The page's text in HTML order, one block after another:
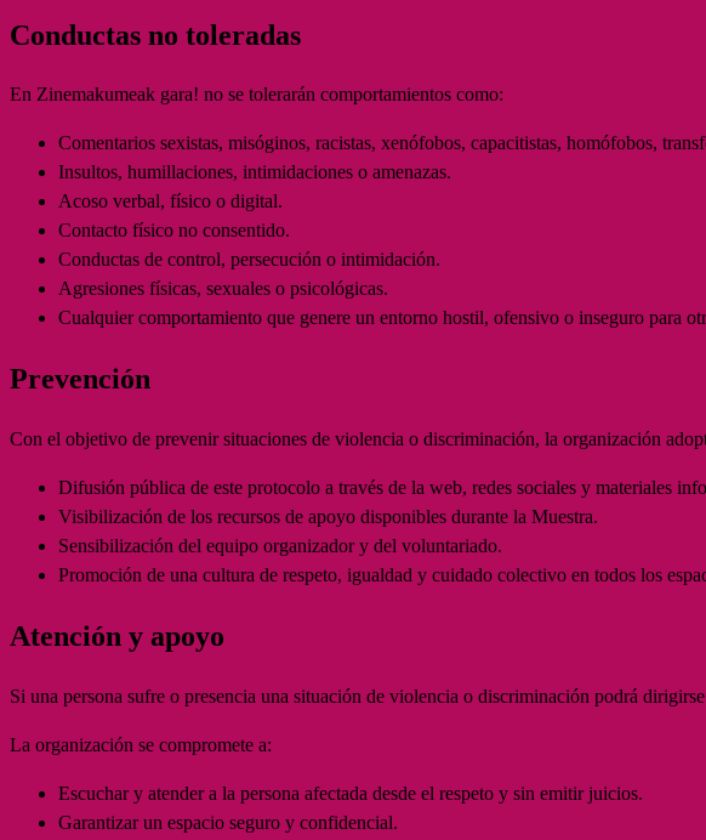
Conductas no toleradas
En Zinemakumeak gara! no se tolerarán comportamientos como:
Comentarios sexistas, misóginos, racistas, xenófobos, capacitistas, homófobos,
Insultos, humillaciones, intimidaciones o amenazas.
Acoso verbal, físico o digital.
Contacto físico no consentido.
Conductas de control, persecución o intimidación.
Agresiones físicas, sexuales o psicológicas.
Cualquier comportamiento que genere un entorno hostil, ofensivo o inseguro para
Prevención
Con el objetivo de prevenir situaciones de violencia o discriminación, la organización
Difusión pública de este protocolo a través de la web, redes sociales y materiales
Visibilización de los recursos de apoyo disponibles durante la Muestra.
Sensibilización del equipo organizador y del voluntariado.
Promoción de una cultura de respeto, igualdad y cuidado colectivo en todos los
Atención y apoyo
Si una persona sufre o presencia una situación de violencia o discriminación podrá
La organización se compromete a:
Escuchar y atender a la persona afectada desde el respeto y sin emitir juicios.
Garantizar un espacio seguro y confidencial.